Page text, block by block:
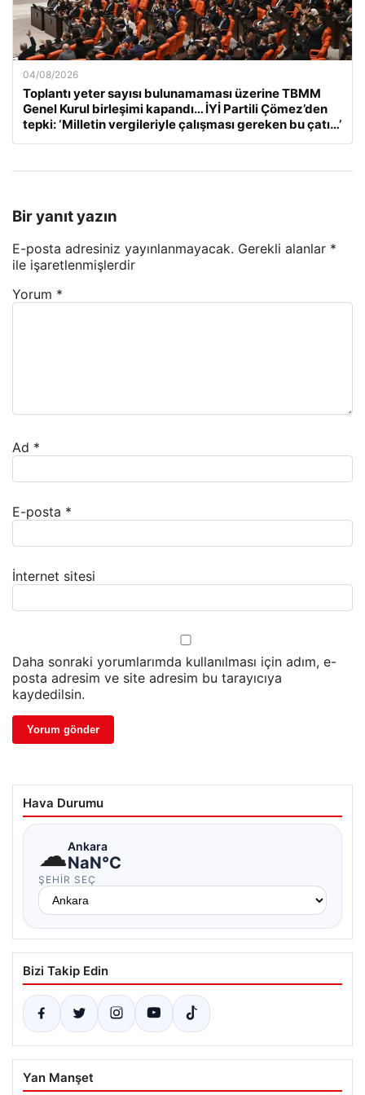
04/08/2026
Toplantı yeter sayısı bulunamaması üzerine TBMM
Genel Kurul birleşimi kapandı… İYİ Partili Çömez’den
tepki: ‘Milletin vergileriyle çalışması gereken bu çatı…’
Bir yanıt yazın
E-posta adresiniz yayınlanmayacak. Gerekli alanlar *
ile işaretlenmişlerdir
Yorum *
Ad *
E-posta *
İnternet sitesi
Daha sonraki yorumlarımda kullanılması için adım, e-
posta adresim ve site adresim bu tarayıcıya
kaydedilsin.
Hava Durumu
☁Ankara
NaN°C
ŞEHIR SEÇ
Bizi Takip Edin
Yan Manşet